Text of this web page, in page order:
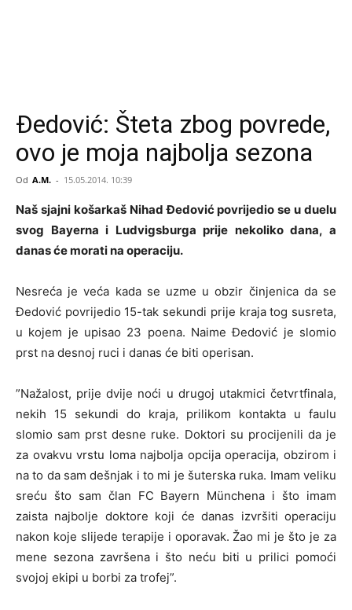
Đedović: Šteta zbog povrede,
ovo je moja najbolja sezona
Od A.M. - 15.05.2014. 10:39
Naš sjajni košarkaš Nihad Đedović povrijedio se u duelu
svog Bayerna i Ludvigsburga prije nekoliko dana, a
danas će morati na operaciju.
Nesreća je veća kada se uzme u obzir činjenica da se
Đedović povrijedio 15-tak sekundi prije kraja tog susreta,
u kojem je upisao 23 poena. Naime Đedović je slomio
prst na desnoj ruci i danas će biti operisan.
”Nažalost, prije dvije noći u drugoj utakmici četvrtfinala,
nekih 15 sekundi do kraja, prilikom kontakta u faulu
slomio sam prst desne ruke. Doktori su procijenili da je
za ovakvu vrstu loma najbolja opcija operacija, obzirom i
na to da sam dešnjak i to mi je šuterska ruka. Imam veliku
sreću što sam član FC Bayern Münchena i što imam
zaista najbolje doktore koji će danas izvršiti operaciju
nakon koje slijede terapije i oporavak. Žao mi je što je za
mene sezona završena i što neću biti u prilici pomoći
svojoj ekipi u borbi za trofej”.